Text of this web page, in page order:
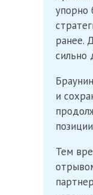
упорно
ранее.
сильно
и
Тем